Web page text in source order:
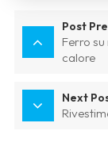
Post
Ferro
calore
Next